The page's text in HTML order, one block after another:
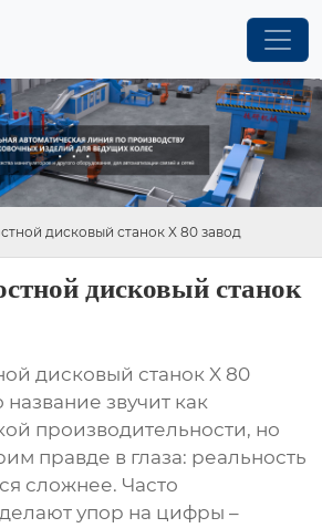
дисковый станок X 80 завод
дисковый станок
дисковый станок X 80
звучит как
производительности, но
правде в глаза: реальность
сложнее. Часто
упор на цифры –